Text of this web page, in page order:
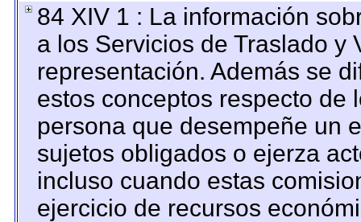
84 XIV 1 : La información
a los Servicios de Traslado y
representación. Además se
estos conceptos respecto de
persona que desempeñe un
sujetos obligados o ejerza
incluso cuando estas
ejercicio de recursos